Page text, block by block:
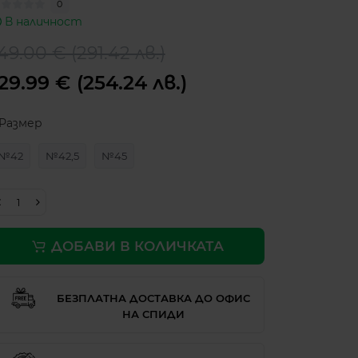
0
В наличност
€ (254.24 лв.)
№42,5 №45
ДОБАВИ В КОЛИЧКАТА
БЕЗПЛАТНА ДОСТАВКА ДО ОФИС
НА СПИДИ